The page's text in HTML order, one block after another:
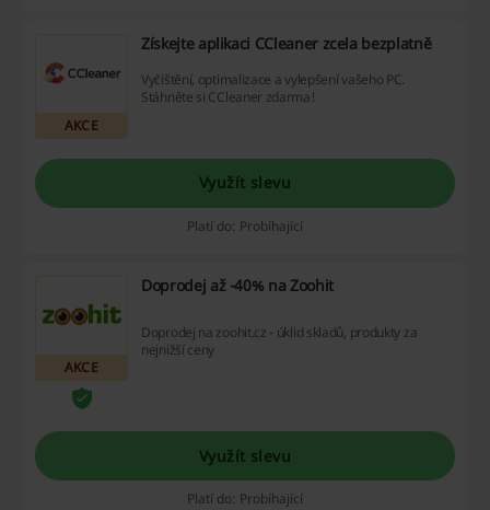
AKCE
Získejte aplikaci CCleaner zcela bezplatně
Vyčištění, optimalizace a vylepšení vašeho PC.
Stáhněte si CCleaner zdarma!
Využít slevu
Platí do: Probíhající
AKCE
Doprodej až -40% na Zoohit
Doprodej na zoohit.cz - úklid skladů, produkty za
nejnižší ceny
Využít slevu
Platí do: Probíhající